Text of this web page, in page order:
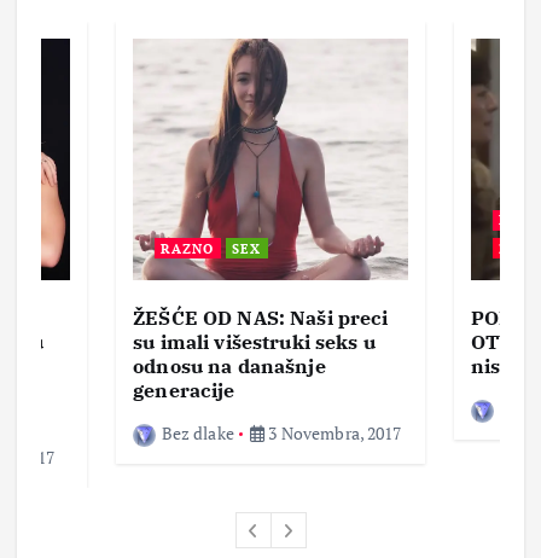
u
2017
RAZNO SEX
ŽEŠĆE OD NAS: Naši preci
su imali višestruki seks u
odnosu na današnje
generacije
Bez dlake 3 Novembra, 2017
BEZ
nisam